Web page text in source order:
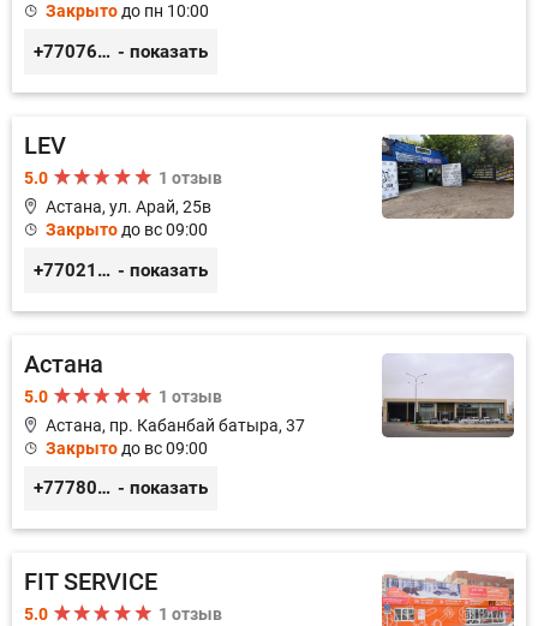
Закрытодо пн 10:00
+77076667071 - показать
LEV
5.0
1 отзыв
Астана, ул. ​Арай, 25в
Закрыто до вс 09:00
+77021869502 - показать
Астана
5.0
1 отзыв
Астана, пр. Кабанбай батыра, 37
Закрыто до вс 09:00
+77780037474 - показать
FIT SERVICE
5.0
1 отзыв